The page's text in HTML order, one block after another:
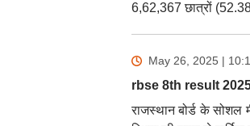
6,62,367 छात्रों
May 26, 2025 |
rbse 8th result 2025:
राजस्थान बोर्ड के सोशल